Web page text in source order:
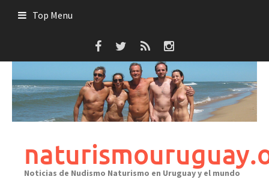
Top Menu
Noticias de Nudismo Naturismo en Uruguay y el mundo